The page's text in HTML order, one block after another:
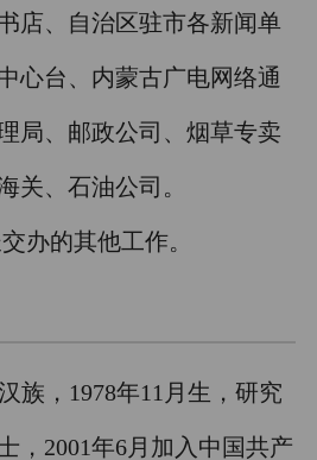
店、自治区驻市各新闻单
心台、内蒙古广电网络通
局、邮政公司、烟草专卖
关、石油公司。
办的其他工作。
族，1978年11月生，研究
，2001年6月加入中国共产